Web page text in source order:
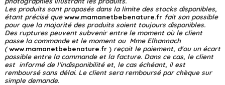
Les produits sont proposés dans la limite des stocks disponibles,
étant précisé quewww.mamanetbebenature.fr fait son possible
pour que la majorité des produits soient toujours disponibles.
Des ruptures peuvent subvenir entre le moment où le client
passe la commande et le moment ou Mme Elhannach
(www.mamanetbebenature.fr ) reçoit le paiement, d'ou un écart
possible entre la commande et la facture. Dans ce cas, le client
est informé de l'indisponibilité et, le cas échéant, il est
remboursé sans délai. Le client sera remboursé par chèque sur
simple demande.